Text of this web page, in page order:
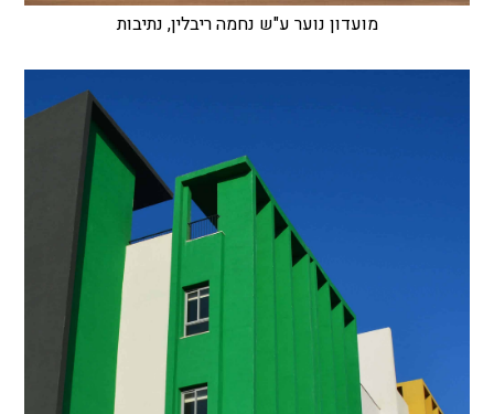
מועדון נוער ע"ש נחמה ריבלין, נתיבות